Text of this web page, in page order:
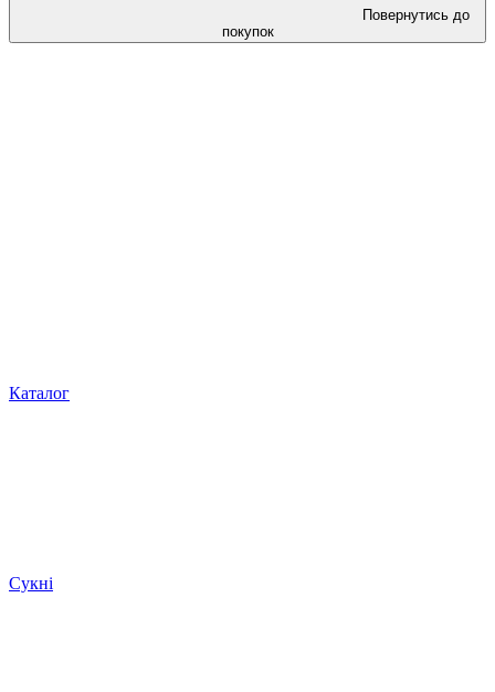
Повернутись до
покупок
Каталог
Сукні